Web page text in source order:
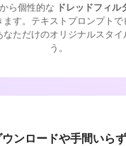
から個性的な ドレッドフィル
す。テキストプロンプトで
ただけのオリジナルスタイ
う。
ウンロードや手間いらず